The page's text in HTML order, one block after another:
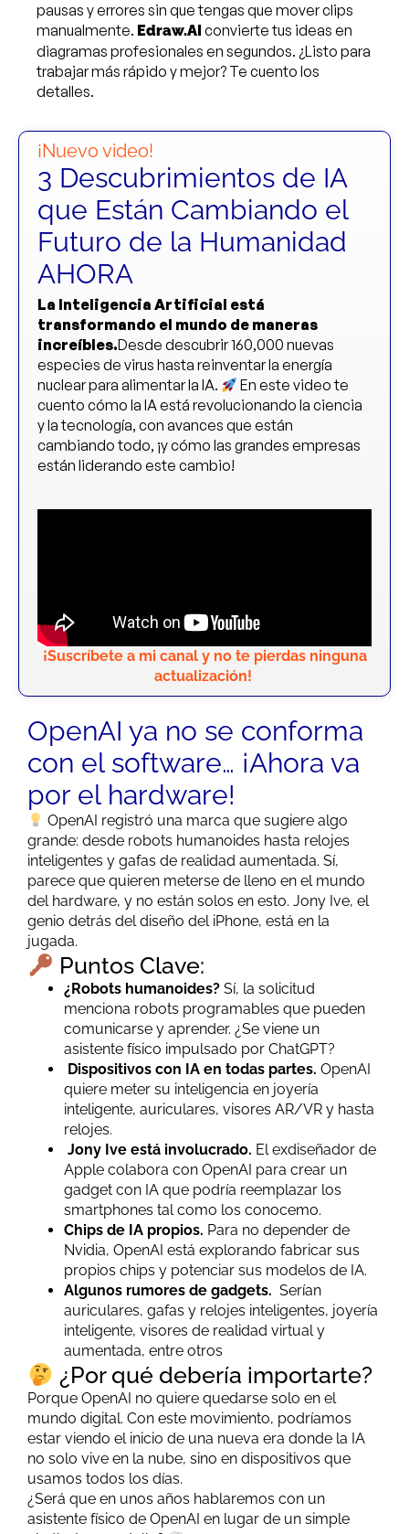
pausas y errores sin que tengas que mover clips
manualmente. Edraw.AIconvierte tus ideas en
diagramas profesionales en segundos. ¿Listo para
trabajar más rápido y mejor? Te cuento los
detalles.
¡Nuevo video!
3 Descubrimientos de IA
que Están Cambiando el
Futuro de la Humanidad
AHORA
La Inteligencia Artificial está
transformando el mundo de maneras
increíbles.Desde descubrir 160,000 nuevas
especies de virus hasta reinventar la energía
nuclear para alimentar la IA.
En este video te
cuento cómo la IA está revolucionando la ciencia
y la tecnología, con avances que están
cambiando todo, ¡y cómo las grandes empresas
están liderando este cambio!
¡Suscríbete a mi canal y no te pierdas ninguna
actualización!
OpenAI ya no se conforma
con el software… ¡Ahora va
por el hardware!
OpenAI registró una marca que sugiere algo
grande: desde robots humanoides hasta relojes
inteligentes y gafas de realidad aumentada. Sí,
parece que quieren meterse de lleno en el mundo
del hardware, y no están solos en esto. Jony Ive, el
genio detrás del diseño del iPhone, está en la
jugada.
Puntos Clave:
¿Robots humanoides? Sí, la solicitud
menciona robots programables que pueden
comunicarse y aprender. ¿Se viene un
asistente físico impulsado por ChatGPT?
Dispositivos con IA en todas partes. OpenAI
quiere meter su inteligencia en joyería
inteligente, auriculares, visores AR/VR y hasta
relojes.
Jony Ive está involucrado. El exdiseñador de
Apple colabora con OpenAI para crear un
gadget con IA que podría reemplazar los
smartphones tal como los conocemo.
Chips de IA propios. Para no depender de
Nvidia, OpenAI está explorando fabricar sus
propios chips y potenciar sus modelos de IA.
Algunos rumores de gadgets. Serían
auriculares, gafas y relojes inteligentes, joyería
inteligente, visores de realidad virtual y
aumentada, entre otros
¿Por qué debería importarte?
Porque OpenAI no quiere quedarse solo en el
mundo digital. Con este movimiento, podríamos
estar viendo el inicio de una nueva era donde la IA
no solo vive en la nube, sino en dispositivos que
usamos todos los días.
¿Será que en unos años hablaremos con un
asistente físico de OpenAI en lugar de un simple